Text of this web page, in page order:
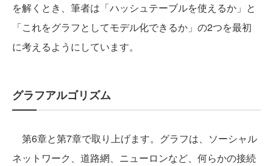
を解くとき、筆者は「ハッシュテーブルを使えるか」と
「これをグラフとしてモデル化できるか」の2つを最初
に考えるようにしています。
グラフアルゴリズム
第6章と第7章で取り上げます。グラフは、ソーシャル
ネットワーク、道路網、ニューロンなど、何らかの接続